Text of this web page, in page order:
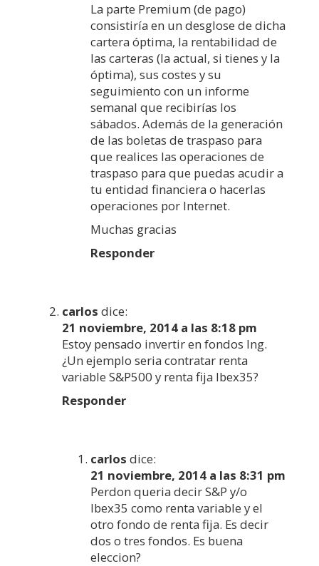
La parte Premium (de pago)
consistiría en un desglose de dicha
cartera óptima, la rentabilidad de
las carteras (la actual, si tienes y la
óptima), sus costes y su
seguimiento con un informe
semanal que recibirías los
sábados. Además de la generación
de las boletas de traspaso para
que realices las operaciones de
traspaso para que puedas acudir a
tu entidad financiera o hacerlas
operaciones por Internet.
Muchas gracias
Responder
carlos dice:
21 noviembre, 2014 a las 8:18 pm
Estoy pensado invertir en fondos Ing.
¿Un ejemplo seria contratar renta
variable S&P500 y renta fija Ibex35?
Responder
carlos dice:
21 noviembre, 2014 a las 8:31 pm
Perdon queria decir S&P y/o
Ibex35 como renta variable y el
otro fondo de renta fija. Es decir
dos o tres fondos. Es buena
eleccion?